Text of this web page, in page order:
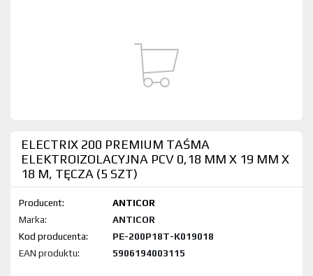
ELECTRIX 200 PREMIUM TAŚMA
ELEKTROIZOLACYJNA PCV 0,18 MM X 19 MM X
18 M, TĘCZA (5 SZT)
Producent:
ANTICOR
Marka:
ANTICOR
Kod produktu:
PE-200P18T-K019018
EAN produktu:
5906194003115